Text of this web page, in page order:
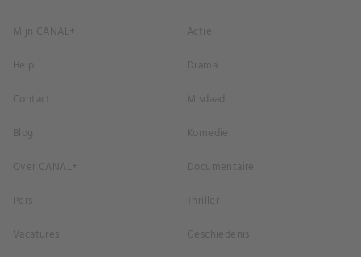
Mijn CANAL+
Help
Contact
Blog
Over CANAL+
Pers
Vacatures
Actie
Drama
Misdaad
Komedie
Documentaire
Thriller
Geschiedenis